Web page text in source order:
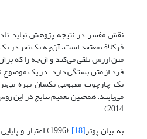
نقش مفسر در نتیجه پژوهش نباید
فرکلاف معتقد است، آن‌چه یک نفر در
متن ارزش تلقی می‌کند و آن‌چه را که
فرد از متن بستگی دارد. در یک موضوع
یک چارچوب مفهومی یکسان بهره
2014)
به بیان پوتر[18] (1996) اعتبار و